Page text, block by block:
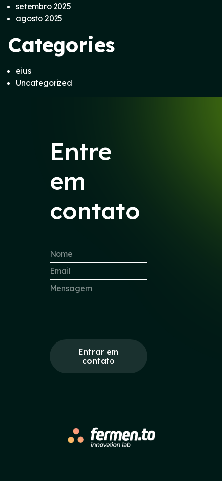
setembro 2025
agosto 2025
Categories
eius
Uncategorized
Entre
em
contato
Entrar em
contato